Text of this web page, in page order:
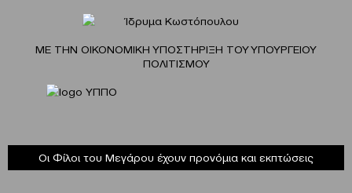
ΜΕ ΤΗΝ ΟΙΚΟΝΟΜΙΚΗ ΥΠΟΣΤΗΡΙΞΗ ΤΟΥ ΥΠΟΥΡΓΕΙΟΥ
ΠΟΛΙΤΙΣΜΟΥ
Οι Φίλοι του Μεγάρου έχουν προνόμια και εκπτώσεις